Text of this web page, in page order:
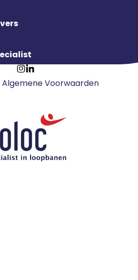
GaGa
Algemene Voorwaarden